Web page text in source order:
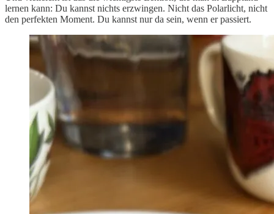
lernen kann: Du kannst nichts erzwingen. Nicht das Polarlicht, nicht
den perfekten Moment. Du kannst nur da sein, wenn er passiert.